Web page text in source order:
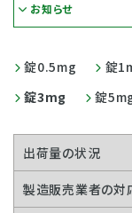
お知らせ
錠0.5mg 錠
錠3mg
錠
出荷量の状況
製造販売業者の対